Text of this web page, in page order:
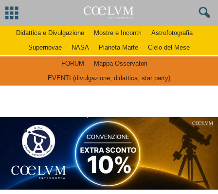
Didattica e Divulgazione Mostre e Incontri
Astrofotografia
Supernovae
NASA Pianeta Marte Cielo del Mese
FORUM
Mappa Osservatori
EVENTI (divulgazione, didattica, star party)